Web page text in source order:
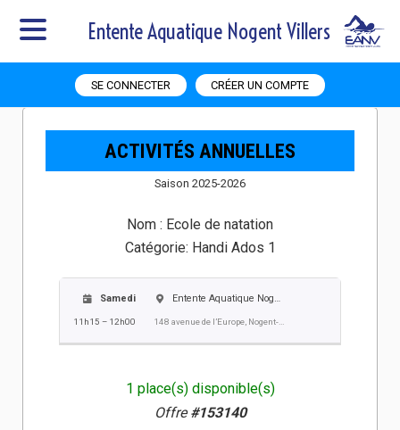
Entente Aquatique Nogent Villers
SE CONNECTER CRÉER UN COMPTE
ACTIVITÉS ANNUELLES
Saison 2025-2026
Nom : Ecole de natation
Catégorie: Handi Ados 1
Samedi
11h15 – 12h00
Entente Aquatique Nogent Villers EANV
148 avenue de l’Europe, Nogent-sur-Oise
1 place(s) disponible(s)
Offre#153140